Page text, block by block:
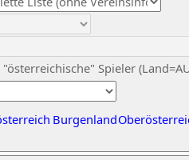
Spieler
Burgenland